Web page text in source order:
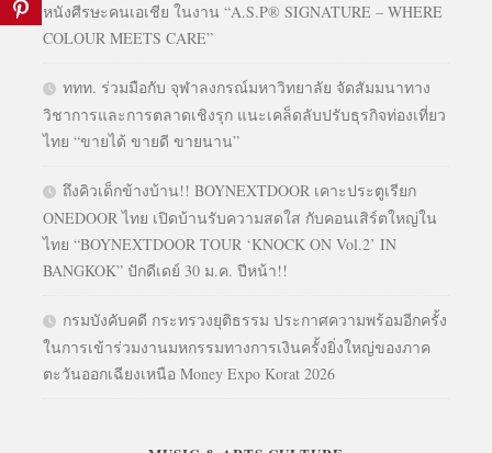
หนังศีรษะคนเอเชีย ในงาน “A.S.P® SIGNATURE – WHERE
COLOUR MEETS CARE”
ททท. ร่วมมือกับ จุฬาลงกรณ์มหาวิทยาลัย จัดสัมมนาทาง
วิชาการและการตลาดเชิงรุก แนะเคล็ดลับปรับธุรกิจท่องเที่ยว
ไทย “ขายได้ ขายดี ขายนาน”
ถึงคิวเด็กข้างบ้าน!! BOYNEXTDOOR เคาะประตูเรียก
ONEDOOR ไทย เปิดบ้านรับความสดใส กับคอนเสิร์ตใหญ่ใน
ไทย “BOYNEXTDOOR TOUR ‘KNOCK ON Vol.2’ IN
BANGKOK” ปักดีเดย์ 30 ม.ค. ปีหน้า!!
กรมบังคับคดี กระทรวงยุติธรรม ประกาศความพร้อมอีกครั้ง
ในการเข้าร่วมงานมหกรรมทางการเงินครั้งยิ่งใหญ่ของภาค
ตะวันออกเฉียงเหนือ Money Expo Korat 2026